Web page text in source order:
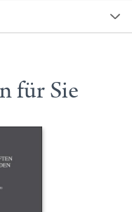
für Sie